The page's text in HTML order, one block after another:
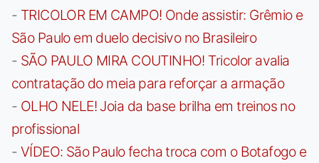
- TRICOLOR EM CAMPO! Onde assistir: Grêmio e
São Paulo em duelo decisivo no Brasileiro
- SÃO PAULO MIRA COUTINHO! Tricolor avalia
contratação do meia para reforçar a armação
- OLHO NELE! Joia da base brilha em treinos no
profissional
- VÍDEO: São Paulo fecha troca com o Botafogo e